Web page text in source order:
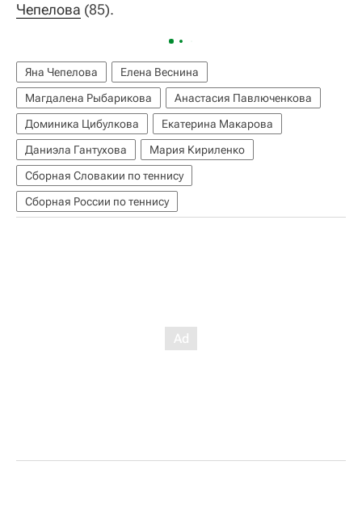
Чепелова (85).
Яна Чепелова
Елена Веснина
Магдалена Рыбарикова
Анастасия Павлюченкова
Доминика Цибулкова
Екатерина Макарова
Даниэла Гантухова
Мария Кириленко
Сборная Словакии по теннису
Сборная России по теннису